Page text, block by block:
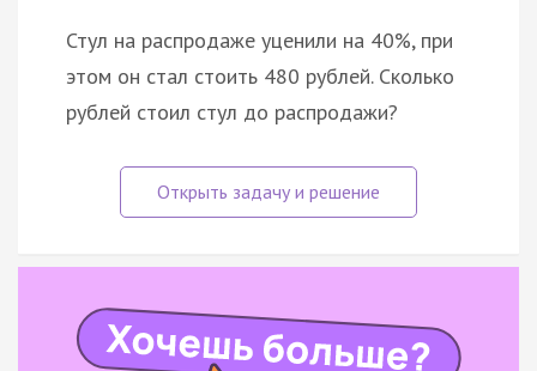
Стул на распродаже уценили на 40%, при
этом он стал стоить 480 рублей. Сколько
рублей стоил стул до распродажи?